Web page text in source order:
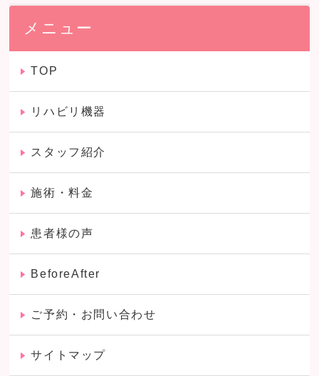
メニュー
TOP
リハビリ機器
スタッフ紹介
施術・料金
患者様の声
BeforeAfter
ご予約・お問い合わせ
サイトマップ